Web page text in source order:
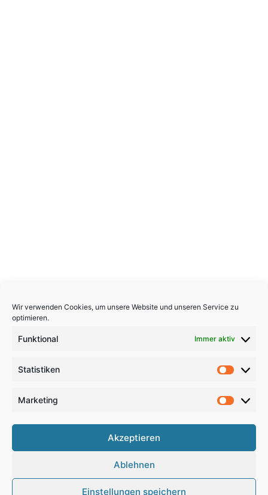
Wir verwenden Cookies, um unsere Website und unseren Service zu
optimieren.
Funktional Immer aktiv
Statistiken
Marketing
Akzeptieren
Ablehnen
Einstellungen speichern
Copyright 2026, All Rights Reserved
Haftungsausschluss